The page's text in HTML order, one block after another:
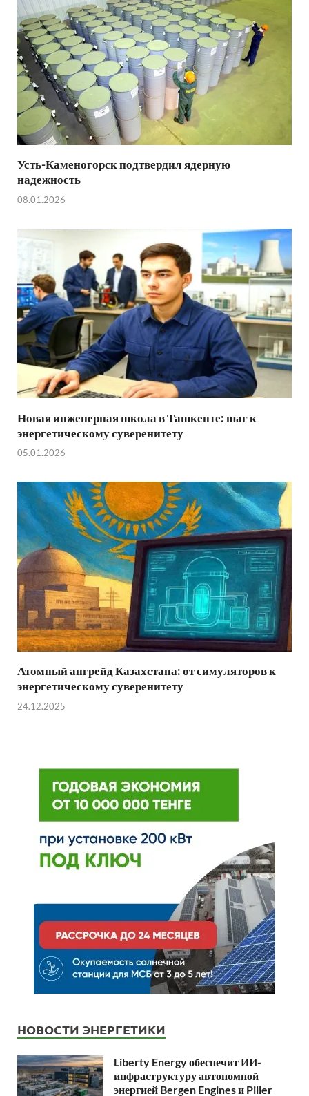
Усть-Каменогорск подтвердил ядерную
надежность
08.01.2026
Новая инженерная школа в Ташкенте: шаг к
энергетическому суверенитету
05.01.2026
Атомный апгрейд Казахстана: от симуляторов к
энергетическому суверенитету
24.12.2025
НОВОСТИ ЭНЕРГЕТИКИ
Liberty Energy обеспечит ИИ-
инфраструктуру автономной
энергией Bergen Engines и Piller